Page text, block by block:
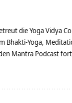
die Yoga Vidya
Bhakti-Yoga,
Mantra Podcast